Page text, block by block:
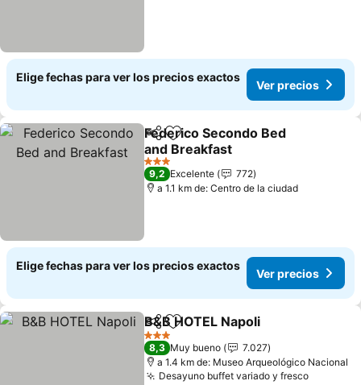
Elige fechas para ver los precios exactos
Ver precios
CompartirAgregar a favoritos
Federico Secondo Bed
and Breakfast
Ver precios
3 Estrellas
9,2 Excelente
772
a 1.1 km de: Centro de la ciudad
Elige fechas para ver los precios exactos
Ver precios
CompartirAgregar a favoritos
B&B HOTEL Napoli
3 Estrellas
8,3 Muy bueno
7.027
a 1.4 km de: Museo Arqueológico Nacional
Desayuno buffet variado y frescoVer